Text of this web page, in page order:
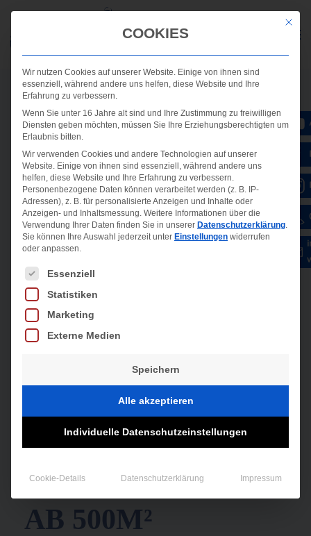
WINTERDIENST
AB 500M²
Mit
COOKIES
Wir nutzen Cookies auf unserer Website. Einige von ihnen sind
essenziell, während andere uns helfen, diese Website und Ihre
Erfahrung zu verbessern.
Wenn Sie unter 16 Jahre alt sind und Ihre Zustimmung zu freiwilligen
Diensten geben möchten, müssen Sie Ihre Erziehungsberechtigten um
Erlaubnis bitten.
Wir verwenden Cookies und andere Technologien auf unserer
Website. Einige von ihnen sind essenziell, während andere uns
helfen, diese Website und Ihre Erfahrung zu verbessern.
Personenbezogene Daten können verarbeitet werden (z. B. IP-
Adressen), z. B. für personalisierte Anzeigen und Inhalte oder
Anzeigen- und Inhaltsmessung. Weitere Informationen über die
Verwendung Ihrer Daten finden Sie in unserer Datenschutzerklärung.
Sie können Ihre Auswahl jederzeit unter Einstellungen widerrufen
oder anpassen.
Es folgt eine Liste der Service-Gruppen, für die
Essenziell
Statistiken
Marketing
Externe Medien
Speichern
Alle akzeptieren
Individuelle Datenschutzeinstellungen
Cookie-Details Datenschutzerklärung Impressum